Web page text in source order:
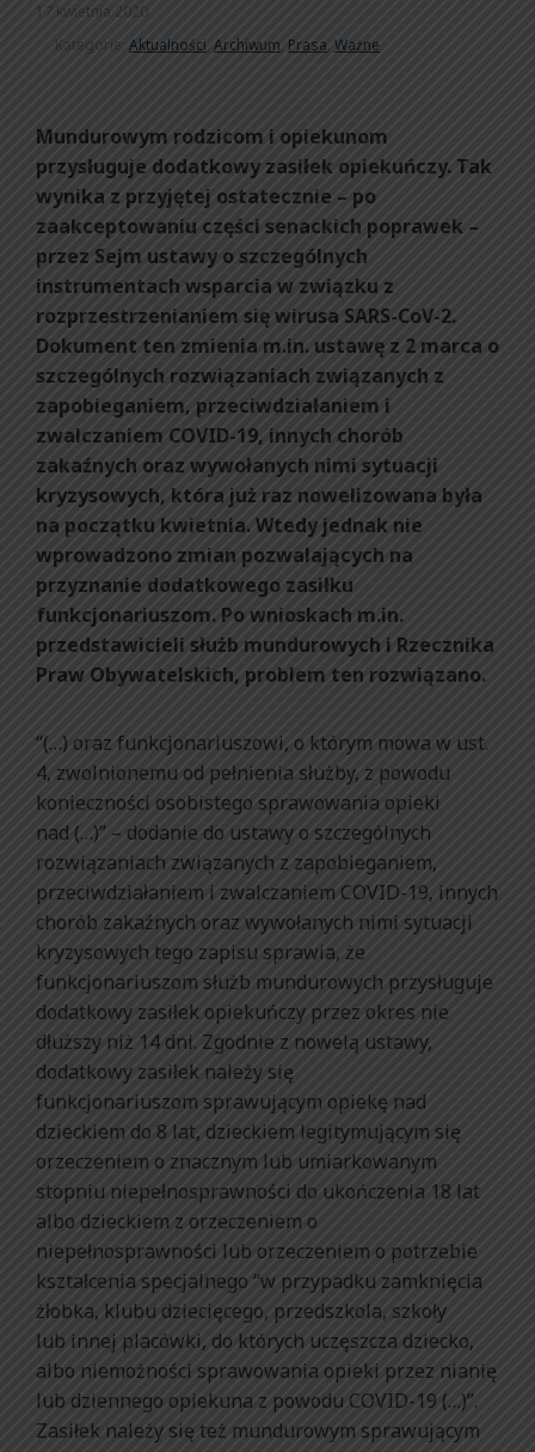
17 kwietnia 2020
Kategorie: Aktualności, Archiwum, Prasa, Ważne
Mundurowym rodzicom i opiekunom
przysługuje dodatkowy zasiłek opiekuńczy. Tak
wynika z przyjętej ostatecznie – po
zaakceptowaniu części senackich poprawek –
przez Sejm ustawy o szczególnych
instrumentach wsparcia w związku z
rozprzestrzenianiem się wirusa SARS-CoV-2.
Dokument ten zmienia m.in. ustawę z 2 marca o
szczególnych rozwiązaniach związanych z
zapobieganiem, przeciwdziałaniem i
zwalczaniem COVID-19, innych chorób
zakaźnych oraz wywołanych nimi sytuacji
kryzysowych, która już raz nowelizowana była
na początku kwietnia. Wtedy jednak nie
wprowadzono zmian pozwalających na
przyznanie dodatkowego zasiłku
funkcjonariuszom. Po wnioskach m.in.
przedstawicieli służb mundurowych i Rzecznika
Praw Obywatelskich, problem ten rozwiązano.
“(…) oraz funkcjonariuszowi, o którym mowa w ust.
4, zwolnionemu od pełnienia służby, z powodu
konieczności osobistego sprawowania opieki
nad (…)” – dodanie do ustawy o szczególnych
rozwiązaniach związanych z zapobieganiem,
przeciwdziałaniem i zwalczaniem COVID-19, innych
chorób zakaźnych oraz wywołanych nimi sytuacji
kryzysowych tego zapisu sprawia, że
funkcjonariuszom służb mundurowych przysługuje
dodatkowy zasiłek opiekuńczy przez okres nie
dłuższy niż 14 dni. Zgodnie z nowelą ustawy,
dodatkowy zasiłek należy się
funkcjonariuszom sprawującym opiekę nad
dzieckiem do 8 lat, dzieckiem legitymującym się
orzeczeniem o znacznym lub umiarkowanym
stopniu niepełnosprawności do ukończenia 18 lat
albo dzieckiem z orzeczeniem o
niepełnosprawności lub orzeczeniem o potrzebie
kształcenia specjalnego “w przypadku zamknięcia
żłobka, klubu dziecięcego, przedszkola, szkoły
lub innej placówki, do których uczęszcza dziecko,
albo niemożności sprawowania opieki przez nianię
lub dziennego opiekuna z powodu COVID-19 (…)”.
Zasiłek należy się też mundurowym sprawującym